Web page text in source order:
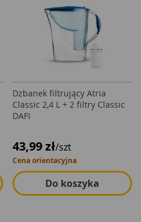
Dzbanek filtrujący Atria
Classic 2,4 L + 2 filtry Classic
DAFI
43,99 zł/szt
Cena orientacyjna
Do koszyka